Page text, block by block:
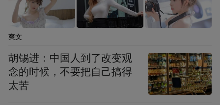
检测机构内部人士： 正常流程是客户下单后
样品进入实验室检验，检验完成后数据流转
到报告组，由报告组出具初始的草稿件。草
稿件出来之后，要经过1-2道审核，全部审核
通过之后才能盖骑缝章签发，成为正式报
告。
爽文
胡锡进：中国人到了改变观
念的时候，不要把自己搞得
太苦